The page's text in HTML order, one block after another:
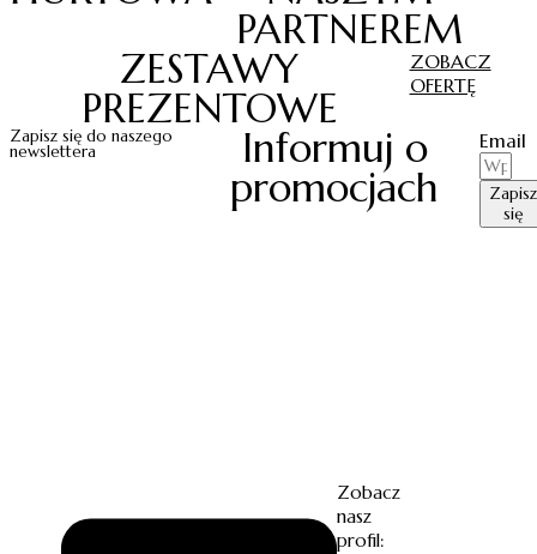
PARTNEREM
ZESTAWY
PREZENTOWE
ZOBACZ
OFERTĘ
Zapisz się do naszego
newslettera
Informuj o
promocjach
Email
Zapisz
się
Zobacz
nasz
profil: